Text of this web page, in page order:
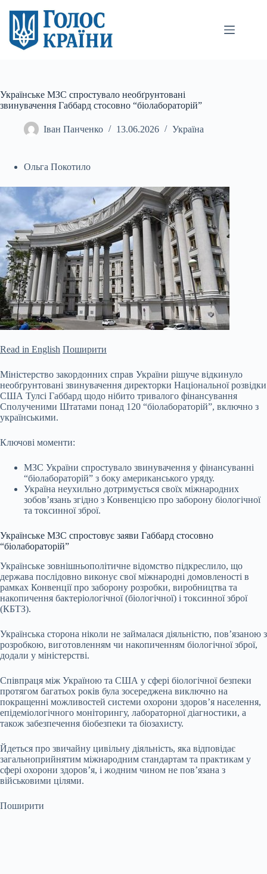
вмісту
Українське МЗС спростувало необґрунтовані
звинувачення Габбард стосовно “біолабораторій”
Іван Панченко 13.06.2026 Україна
Ольга Покотило
Read in English Поширити
Міністерство закордонних справ України рішуче відкинуло
необґрунтовані звинувачення директорки Національної розвідки
США Тулсі Габбард щодо нібито тривалого фінансування
Сполученими Штатами понад 120 “біолабораторій”, включно з
українськими.
Ключові моменти:
МЗС України спростувало звинувачення у фінансуванні
“біолабораторій” з боку американського уряду.
Україна неухильно дотримується своїх міжнародних
зобов’язань згідно з Конвенцією про заборону біологічної
та токсинної зброї.
Українське МЗС спростовує заяви Габбард стосовно
“біолабораторій”
Українське зовнішньополітичне відомство підкреслило, що
держава послідовно виконує свої міжнародні домовленості в
рамках Конвенції про заборону розробки, виробництва та
накопичення бактеріологічної (біологічної) і токсинної зброї
(КБТЗ).
Українська сторона ніколи не займалася діяльністю, пов’язаною з
розробкою, виготовленням чи накопиченням біологічної зброї,
додали у міністерстві.
Співпраця між Україною та США у сфері біологічної безпеки
протягом багатьох років була зосереджена виключно на
покращенні можливостей системи охорони здоров’я населення,
епідеміологічного моніторингу, лабораторної діагностики, а
також забезпечення біобезпеки та біозахисту.
Йдеться про звичайну цивільну діяльність, яка відповідає
загальноприйнятим міжнародним стандартам та практикам у
сфері охорони здоров’я, і жодним чином не пов’язана з
військовими цілями.
Поширити